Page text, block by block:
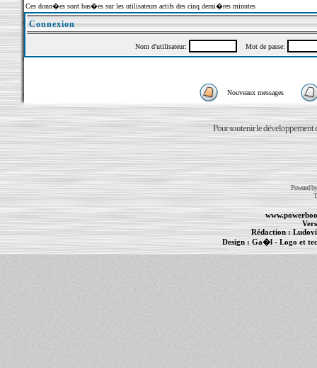
Ces donn�es sont bas�es sur les utilisateurs actifs des cinq derni�res minutes
Connexion
Nom d'utilisateur: Mot de passe:
Nouveaux messages
Pour soutenir le développement
Powered
Rédaction :
Design : Ga�l- Logo et